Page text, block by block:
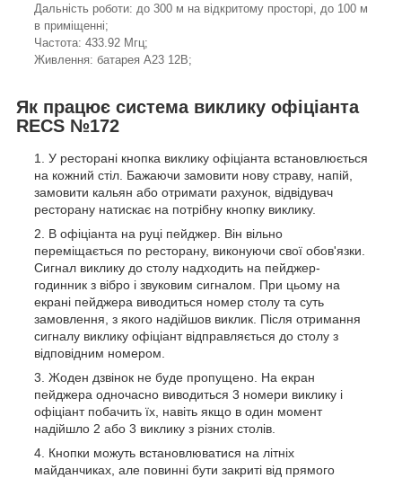
Дальність роботи: до 300 м на відкритому просторі, до 100 м
в приміщенні;
Частота: 433.92 Мгц;
Живлення: батарея А23 12В;
Як працює система виклику офіціанта
RECS №172
У ресторані кнопка виклику офіціанта встановлюється
на кожний стіл. Бажаючи замовити нову страву, напій,
замовити кальян або отримати рахунок, відвідувач
ресторану натискає на потрібну кнопку виклику.
В офіціанта на руці пейджер. Він вільно
переміщається по ресторану, виконуючи свої обов'язки.
Сигнал виклику до столу надходить на пейджер-
годинник з вібро і звуковим сигналом. При цьому на
екрані пейджера виводиться номер столу та суть
замовлення, з якого надійшов виклик. Після отримання
сигналу виклику офіціант відправляється до столу з
відповідним номером.
Жоден дзвінок не буде пропущено. На екран
пейджера одночасно виводиться 3 номери виклику і
офіціант побачить їх, навіть якщо в один момент
надійшло 2 або 3 виклику з різних столів.
Кнопки можуть встановлюватися на літніх
майданчиках, але повинні бути закриті від прямого